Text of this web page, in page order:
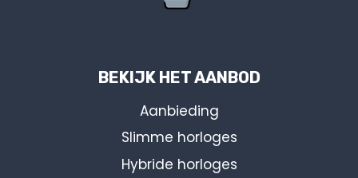
BEKIJK HET AANBOD
Aanbieding
Slimme horloges
Hybride horloges